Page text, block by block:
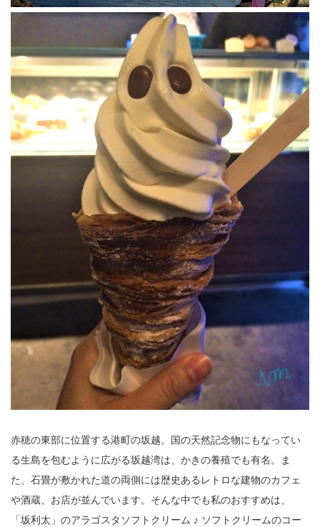
赤穂の東部に位置する港町の坂越。国の天然記念物にもなってい
る生島を包むように広がる坂越湾は、かきの養殖でも有名。ま
た、石畳が敷かれた道の両側には歴史あるレトロな建物のカフェ
や酒蔵、お店が並んでいます。そんな中でも私のおすすめは、
「坂利太」のアラゴスタソフトクリーム ♪ ソフトクリームのコー